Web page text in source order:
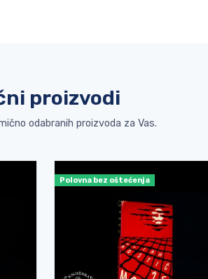
proizvodi
odabranih proizvoda za Vas.
Polovna bez oštećenja